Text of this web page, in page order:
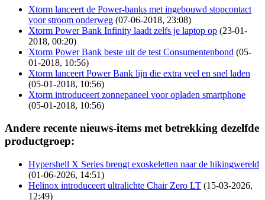
Xtorm lanceert de Power-banks met ingebouwd stopcontact
voor stroom onderweg (07-06-2018, 23:08)
Xtorm Power Bank Infinity laadt zelfs je laptop op (23-01-
2018, 00:20)
Xtorm Power Bank beste uit de test Consumentenbond (05-
01-2018, 10:56)
Xtorm lanceert Power Bank lijn die extra veel en snel laden
(05-01-2018, 10:56)
Xtorm introduceert zonnepaneel voor opladen smartphone
(05-01-2018, 10:56)
Andere recente nieuws-items met betrekking dezelfde
productgroep:
Hypershell X Series brengt exoskeletten naar de hikingwereld
(01-06-2026, 14:51)
Helinox introduceert ultralichte Chair Zero LT (15-03-2026,
12:49)